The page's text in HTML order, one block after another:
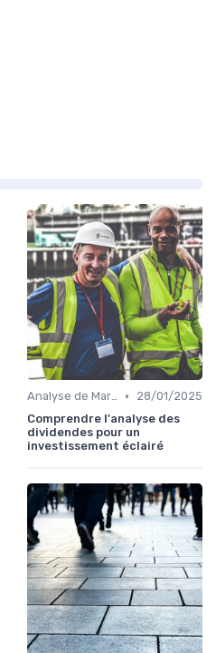
Analyse de Marché •
28/01/2025
Comprendre l'analyse des
dividendes pour un
investissement éclairé